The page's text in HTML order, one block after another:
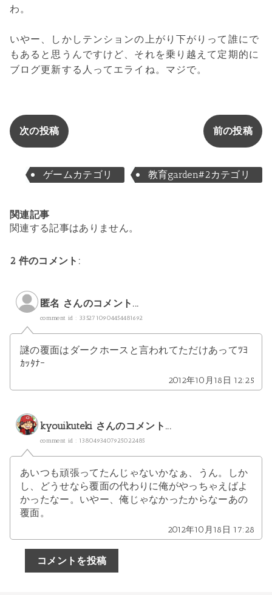
わ。
いやー、しかしテンションの上がり下がりって誰にで
もあると思うんですけど、それを乗り越えて定期的に
ブログ更新する人ってエライね。マジで。
次の投稿 前の投稿
ゲームカテゴリ 教育garden#2カテゴリ
関連記事
関連する記事はありません。
2 件のコメント:
匿名 さんのコメント...
comment id : 3352710904454481692
謎の覆面はダークホースと言われてただけあってﾂﾖ
ｶｯﾀﾅｰ
2012年10月18日 12:25
kyouikuteki さんのコメント...
comment id : 1380493407925022485
あいつも頑張ってたんじゃないかなぁ、うん。しか
し、どうせなら覆面の代わりに俺がやっちゃえばよ
かったなー。いやー、俺じゃなかったからなーあの
覆面。
2012年10月18日 17:28
コメントを投稿